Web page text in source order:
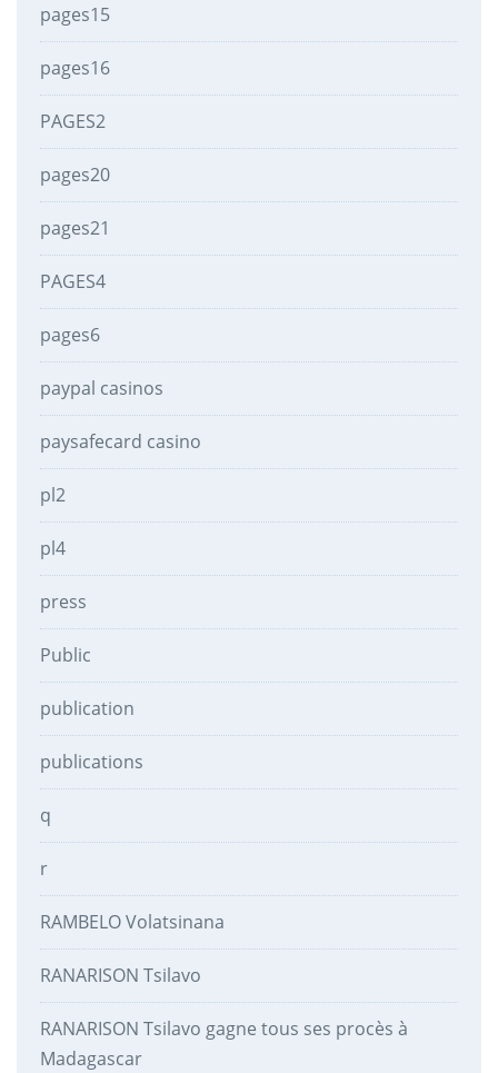
pages15
pages16
PAGES2
pages20
pages21
PAGES4
pages6
paypal casinos
paysafecard casino
pl2
pl4
press
Public
publication
publications
q
r
RAMBELO Volatsinana
RANARISON Tsilavo
RANARISON Tsilavo gagne tous ses procès à
Madagascar